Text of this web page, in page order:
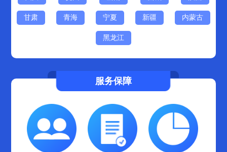
甘肃 青海 宁夏 新疆 内蒙古
黑龙江
服务保障